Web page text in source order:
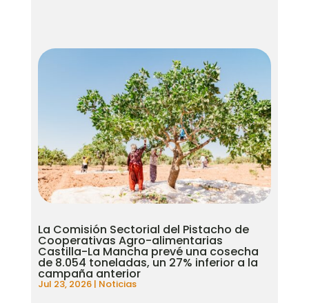
La Comisión Sectorial del Pistacho de
Cooperativas Agro-alimentarias
Castilla-La Mancha prevé una cosecha
de 8.054 toneladas, un 27% inferior a la
campaña anterior
Jul 23, 2026| Noticias